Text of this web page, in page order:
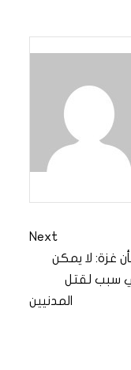
Next
غزة: لا يمكن
سبب لقتل
المدنيين